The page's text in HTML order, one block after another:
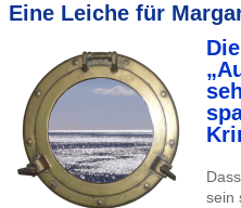
Eine Leiche für
sein